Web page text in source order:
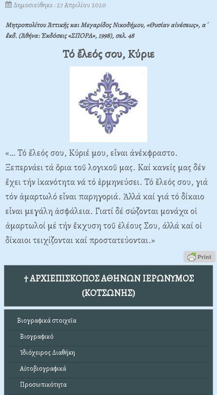
Δημοσιεύθηκε : 27 Απριλίου 2020
Μητροπολίτου Ἀττικῆς και Μεγαρίδος Νικοδήμου, «Θυσίαν αἰνέσεως», α΄
ἔκδ. (Ἀθήνα: Ἐκδόσεις «ΣΠΟΡΑ», 1998), σελ. 48
Τό ἔλεός σου, Κύριε
«… Τό ἔλεός σου, Κύριέ μου, εἶναι ἀνέκφραστο.
Ξεπερνάει τά ὅρια τοῦ λογικοῦ μας. Καί κανείς μας δέν
ἔχει τήν ἱκανότητα νά τό ἑρμηνεύσει. Τό ἕλεός σου, γιά
τόν ἁμαρτωλό εἶναι παρηγοριά. Ἀλλά καί γιά τό δίκαιο
εἶναι μεγάλη ἀσφάλεια. Γιατί δέ σώζονται μονάχα οἱ
ἁμαρτωλοί μέ τήν ἔκχυση τοῦ ἐλέους Σου, ἀλλά καί οἱ
δίκαιοι τειχίζονται καί προστατεύονται.»
† ΑΡΧΙΕΠΙΣΚΟΠΟΣ ΑΘΗΝΩΝ ΙΕΡΩΝΥΜΟΣ
(ΚΟΤΣΩΝΗΣ)
Βιογραφικά στοιχεῖα
Βιογραφικό
Ἰδιόχειρος Διαθήκη
Αὐτοβιογραφικά
Προσωπικότητα